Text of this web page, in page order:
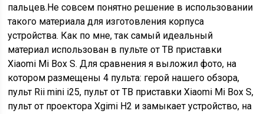
пальцев.Не совсем понятно решение в использовании
такого материала для изготовления корпуса
устройства. Как по мне, так самый идеальный
материал использован в пульте от ТВ приставки
Xiaomi Mi Box S. Для сравнения я выложил фото, на
котором размещены 4 пульта: герой нашего обзора,
пульт Rii mini i25, пульт от ТВ приставки Xiaomi Mi Box S,
пульт от проектора Xgimi H2 и замыкает устройство, на